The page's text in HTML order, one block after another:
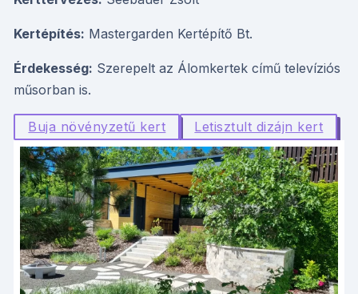
Kertépítés: Mastergarden Kertépítő Bt.
Érdekesség: Szerepelt az Álomkertek című televíziós
műsorban is.
Buja növényzetű kert Letisztult dizájn kert